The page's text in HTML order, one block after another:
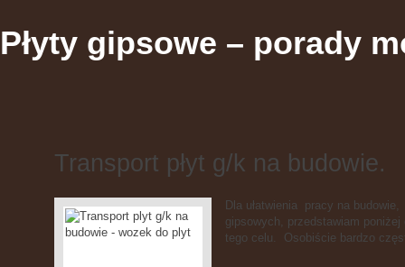
Płyty gipsowe – porady
Transport płyt g/k na budowie.
Dla ułatwienia pracy na
gipsowych, przedstawiam
tego celu. Osobiście bardzo